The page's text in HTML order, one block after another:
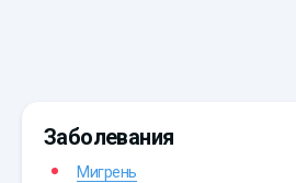
Заболевания
Мигрень